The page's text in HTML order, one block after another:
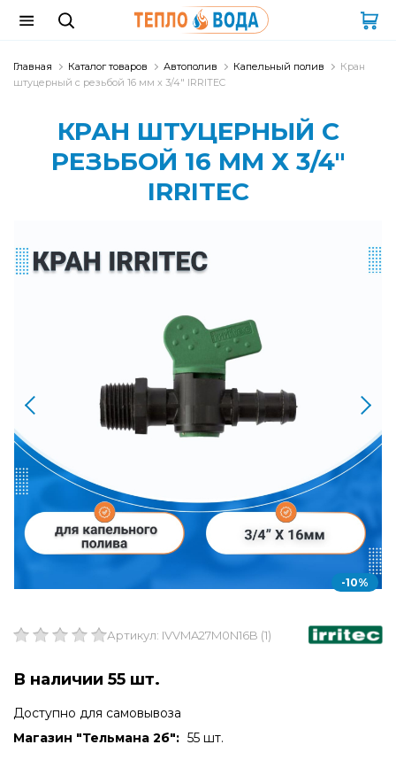
Главная Каталог товаров Автополив Капельный полив
Кран
штуцерный с резьбой 16 мм х 3/4" IRRITEC
КРАН ШТУЦЕРНЫЙ С
РЕЗЬБОЙ 16 ММ Х 3/4"
IRRITEC
-10%
Артикул: IVVMA27M0N16B (1)
В наличии 55 шт.
Доступно для самовывоза
Магазин "Тельмана 2б": 55 шт.